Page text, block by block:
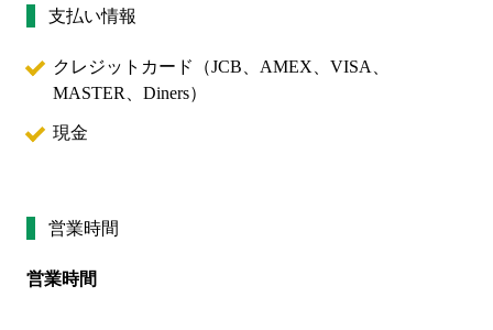
支払い情報
クレジットカード（JCB、AMEX、VISA、
MASTER、Diners）
現金
営業時間
営業時間